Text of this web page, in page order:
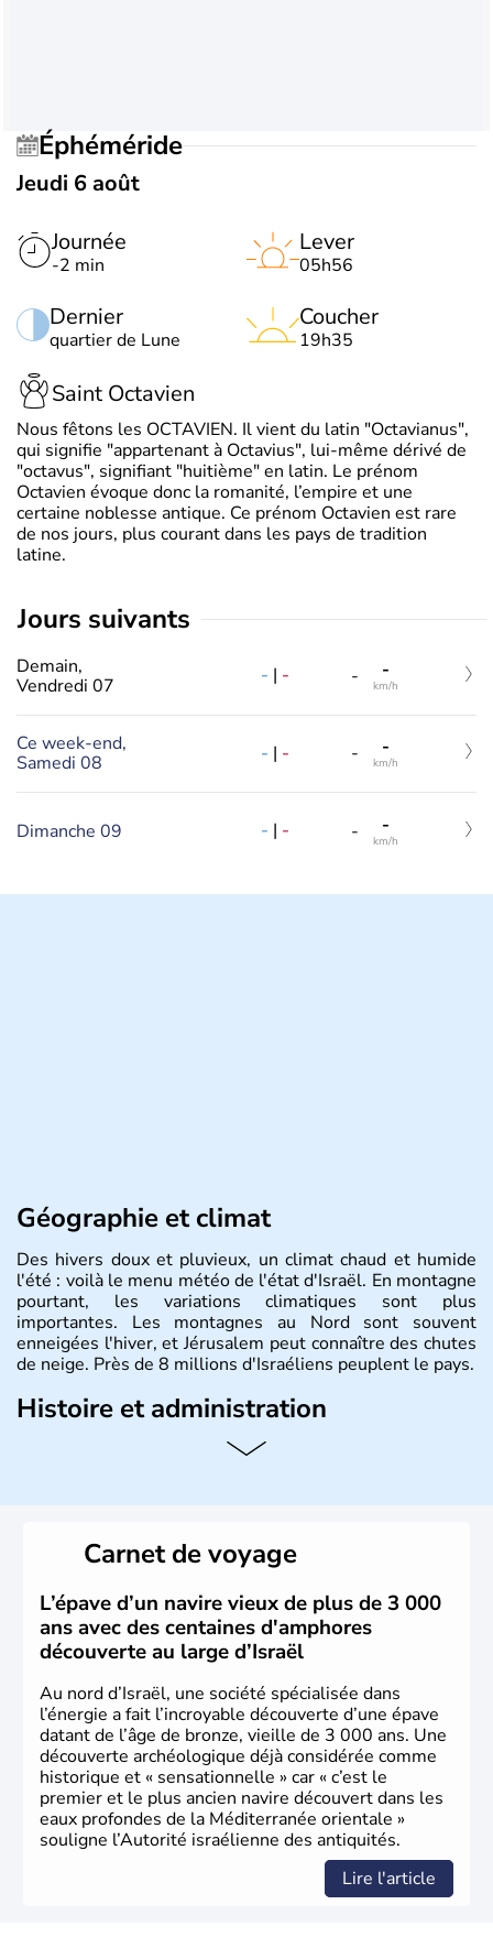
Éphéméride
Jeudi 6 août
Journée
-2 min
Dernier
quartier de Lune
Lever
05h56
Coucher
19h35
Saint Octavien
Nous fêtons les OCTAVIEN. Il vient du latin "Octavianus",
qui signifie "appartenant à Octavius", lui-même dérivé de
"octavus", signifiant "huitième" en latin. Le prénom
Octavien évoque donc la romanité, l’empire et une
certaine noblesse antique. Ce prénom Octavien est rare
de nos jours, plus courant dans les pays de tradition
latine.
jours suivants
Demain,
Vendredi 07
- | - - -
km/h
Ce week-end,
Samedi 08
- | - - -
km/h
Dimanche 09 - | - - -
km/h
Géographie et climat
Des hivers doux et pluvieux, un climat chaud et humide
l'été : voilà le menu météo de l'état d'Israël. En montagne
pourtant, les variations climatiques sont plus
importantes. Les montagnes au Nord sont souvent
enneigées l'hiver, et Jérusalem peut connaître des chutes
de neige. Près de 8 millions d'Israéliens peuplent le pays.
Histoire et administration
L'Israël est un état de la partie est de la Méditerranée,
vrai essor économique dans le domaine des nouvelles
Carnet de voyage
L’épave d’un navire vieux de plus de 3 000
ans avec des centaines d'amphores
découverte au large d’Israël
Au nord d’Israël, une société spécialisée dans
l’énergie a fait l’incroyable découverte d’une épave
datant de l’âge de bronze, vieille de 3 000 ans. Une
découverte archéologique déjà considérée comme
historique et « sensationnelle » car « c’est le
premier et le plus ancien navire découvert dans les
eaux profondes de la Méditerranée orientale »
souligne l’Autorité israélienne des antiquités.
Lire l'article